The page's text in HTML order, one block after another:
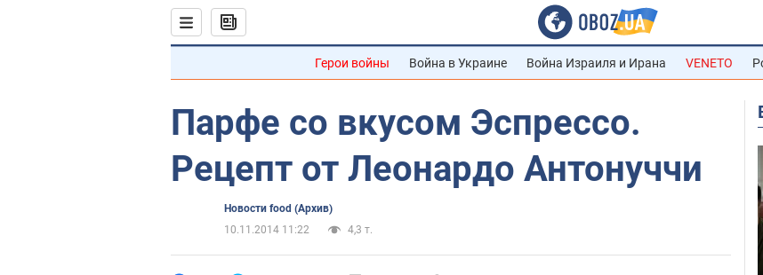
Герои войны Война в Украине Война Израиля и Ирана VENETO
Парфе со вкусом Эспрессо.
Рецепт от Леонардо Антонуччи
Новости food (Архив)
10.11.2014 11:22
4,3 т.